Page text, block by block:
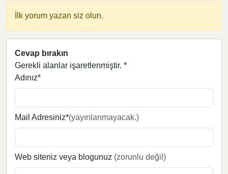
İlk yorum yazan siz olun.
Cevap bırakın
Gerekli alanlar işaretlenmiştir. *
Adınız*
Mail Adresiniz*(yayınlanmayacak.)
Web siteniz veya blogunuz (zorunlu değil)